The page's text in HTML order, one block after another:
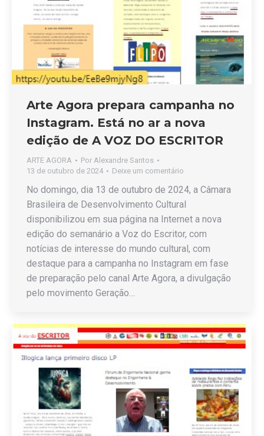
Arte Agora prepara campanha no
Instagram. Está no ar a nova
edição de A VOZ DO ESCRITOR
ARTE AGORA Por Alexandre Santos
13 de outubro de 2024
Deixe um comentário
No domingo, dia 13 de outubro de 2024, a Câmara
Brasileira de Desenvolvimento Cultural
disponibilizou em sua página na Internet a nova
edição do semanário a Voz do Escritor, com
notícias de interesse do mundo cultural, com
destaque para a campanha no Instagram em fase
de preparação pelo canal Arte Agora, a divulgação
pelo movimento Geração…